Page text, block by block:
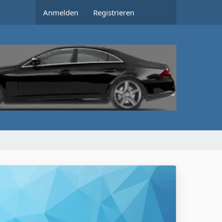
Anmelden Registrieren